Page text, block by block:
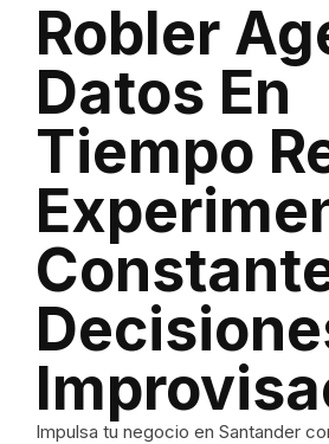
Robler
Datos En
Tiempo
Impulsa tu negocio en Santander